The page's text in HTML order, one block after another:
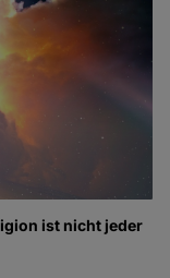
ist nicht jeder